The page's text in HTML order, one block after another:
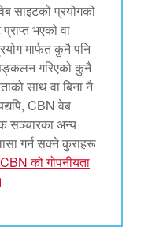
साइटको प्रयोगको
भएको वा
मार्फत कुनै पनि
गरिएको कुनै
साथ वा बिना नै
CBN वेब
सञ्चारका अन्य
गर्न सक्ने कुराहरू
CBN को गोपनीयता